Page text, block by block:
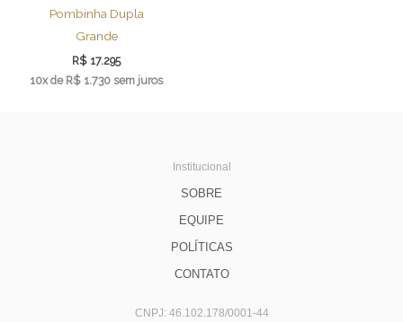
Pombinha Dupla
Grande
R$ 17.295
10x de R$ 1.730 sem juros
Institucional
SOBRE
EQUIPE
POLÍTICAS
CONTATO
CNPJ: 46.102.178/0001-44